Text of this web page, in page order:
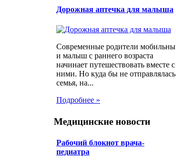
Дорожная аптечка для малыша
Современные родители мобильны
и малыш с раннего возраста
начинает путешествовать вместе с
ними. Но куда бы не отправлялась
семья, на...
Подробнее »
Медицинские новости
Рабочий блокнот врача-
педиатра